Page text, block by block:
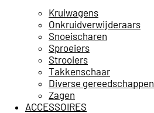
Kruiwagens
Onkruidverwijderaars
Snoeischaren
Sproeiers
Strooiers
Takkenschaar
Diverse gereedschappen
Zagen
ACCESSOIRES